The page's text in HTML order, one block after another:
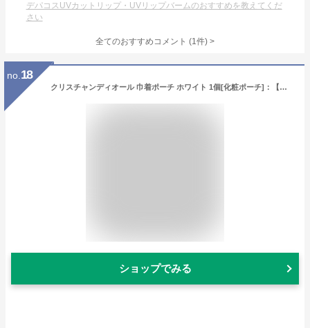
デパコスUVカットリップ・UVリップバームのおすすめを教えてくだ
さい
全てのおすすめコメント (1件) >
no. 18
クリスチャンディオール 巾着ポーチ ホワイト 1個[化粧ポーチ]：【メール便】
ショップでみる